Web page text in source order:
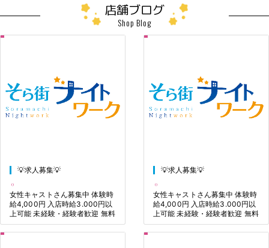
店舗ブログ
Shop Blog
💡求人募集💡
女性キャストさん募集中 体験時
給4,000円 入店時給3.000円以
上可能 未経験・経験者歓迎 無料
送迎有り
💡求人募集💡
女性キャストさん募集中 体験時
給4,000円 入店時給3.000円以
上可能 未経験・経験者歓迎 無料
送迎有り